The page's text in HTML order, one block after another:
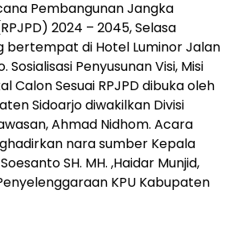
Pembangunan Jangka
2024 – 2045, Selasa
di Hotel Luminor Jalan
Sosialisasi Penyusunan Visi, Misi
Calon Sesuai RPJPD dibuka oleh
Sidoarjo diwakilkan Divisi
Ahmad Nidhom. Acara
nara sumber Kepala
SH. MH. ,Haidar Munjid,
KPU Kabupaten